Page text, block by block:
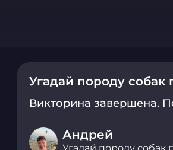
Угадай породу собак
Викторина завершена.
Андрей